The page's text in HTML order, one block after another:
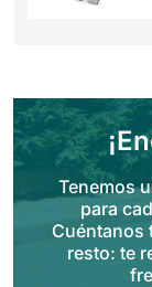
Tenemos
para
Cuéntanos
resto: te